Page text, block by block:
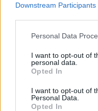
Downstream Participants
Personal Data
I want to opt-out of
personal data.
Opted In
I want to opt-out of
Personal Data.
Opted In